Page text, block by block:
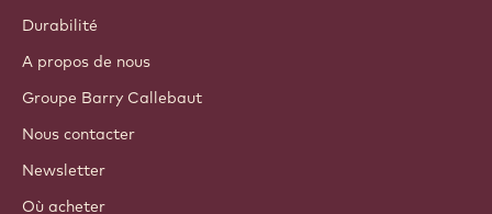
Durabilité
A propos de nous
Groupe Barry Callebaut
Nous contacter
Newsletter
Où acheter